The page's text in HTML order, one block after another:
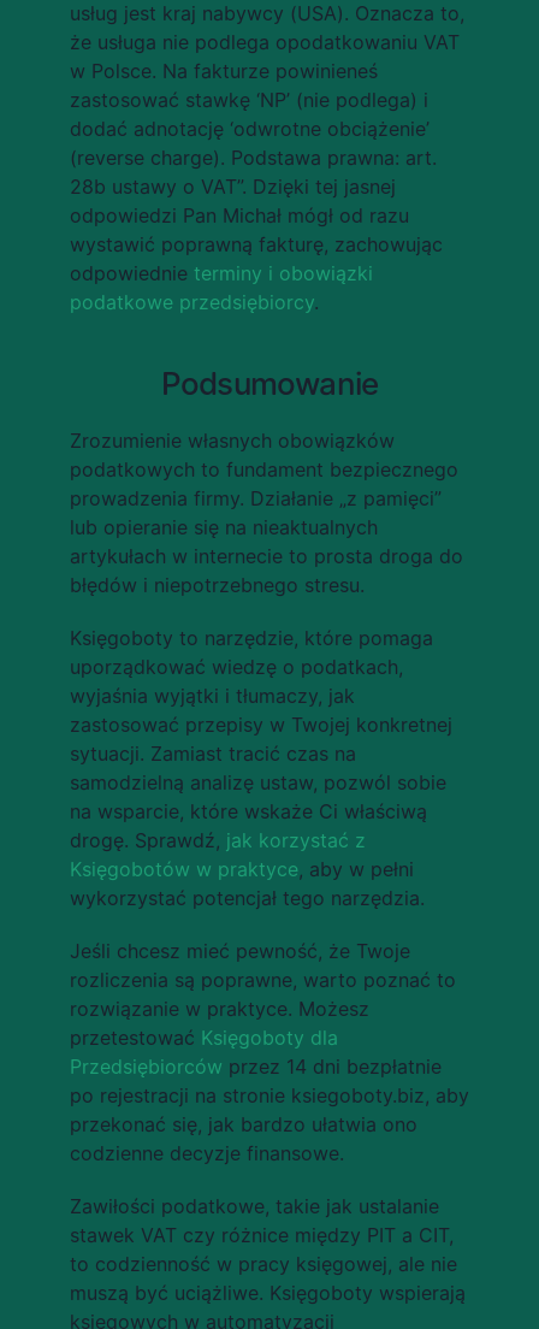
usług jest kraj nabywcy (USA). Oznacza to,
że usługa nie podlega opodatkowaniu VAT
w Polsce. Na fakturze powinieneś
zastosować stawkę ‘NP’ (nie podlega) i
dodać adnotację ‘odwrotne obciążenie’
(reverse charge). Podstawa prawna: art.
28b ustawy o VAT”. Dzięki tej jasnej
odpowiedzi Pan Michał mógł od razu
wystawić poprawną fakturę, zachowując
odpowiednie terminy i obowiązki
podatkowe przedsiębiorcy.
Podsumowanie
Zrozumienie własnych obowiązków
podatkowych to fundament bezpiecznego
prowadzenia firmy. Działanie „z pamięci”
lub opieranie się na nieaktualnych
artykułach w internecie to prosta droga do
błędów i niepotrzebnego stresu.
Księgoboty to narzędzie, które pomaga
uporządkować wiedzę o podatkach,
wyjaśnia wyjątki i tłumaczy, jak
zastosować przepisy w Twojej konkretnej
sytuacji. Zamiast tracić czas na
samodzielną analizę ustaw, pozwól sobie
na wsparcie, które wskaże Ci właściwą
drogę. Sprawdź, jak korzystać z
Księgobotów w praktyce, aby w pełni
wykorzystać potencjał tego narzędzia.
Jeśli chcesz mieć pewność, że Twoje
rozliczenia są poprawne, warto poznać to
rozwiązanie w praktyce. Możesz
przetestować Księgoboty dla
Przedsiębiorców przez 14 dni bezpłatnie
po rejestracji na stronie ksiegoboty.biz, aby
przekonać się, jak bardzo ułatwia ono
codzienne decyzje finansowe.
Zawiłości podatkowe, takie jak ustalanie
stawek VAT czy różnice między PIT a CIT,
to codzienność w pracy księgowej, ale nie
muszą być uciążliwe. Księgoboty wspierają
księgowych w automatyzacji